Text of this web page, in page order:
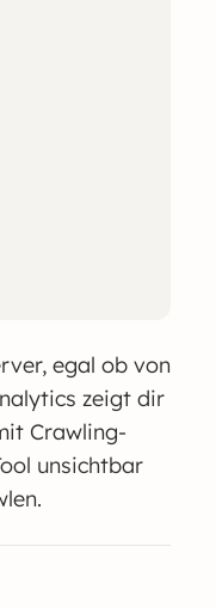
egal ob von
zeigt dir
Crawling-
unsichtbar